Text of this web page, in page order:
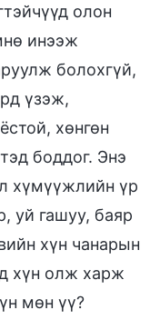
олон
инээж
болохгүй,
үзэж,
хөнгөн
боддог. Энэ
хүмүүжлийн үр
уй гашуу, баяр
хүн чанарын
хүн олж харж
мөн үү?